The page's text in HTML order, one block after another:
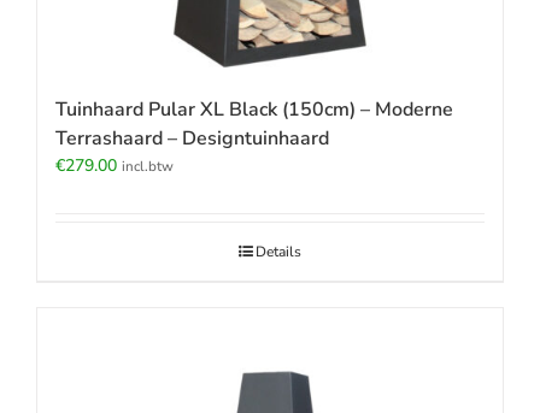
Tuinhaard Pular XL Black (150cm) – Moderne
Terrashaard – Designtuinhaard
€279.00 incl.btw
Details